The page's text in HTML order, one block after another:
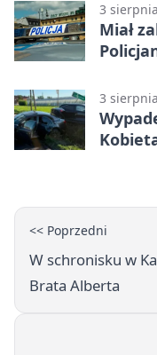
3
Miał
3
<< Poprzedni
W schronisku w
Brata Alberta